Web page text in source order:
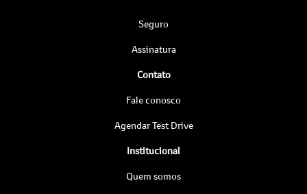
Seguro
Assinatura
Contato
Fale conosco
Agendar Test Drive
Institucional
Quem somos